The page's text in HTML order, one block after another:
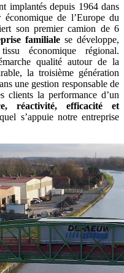
implantés depuis 1964 dans
de l’Europe du
son premier camion de 6
familiale se développe,
économique régional.
qualité autour de la
la troisième génération
une gestion responsable de
clients la performance d’un
réactivité, efficacité et
s’appuie notre entreprise